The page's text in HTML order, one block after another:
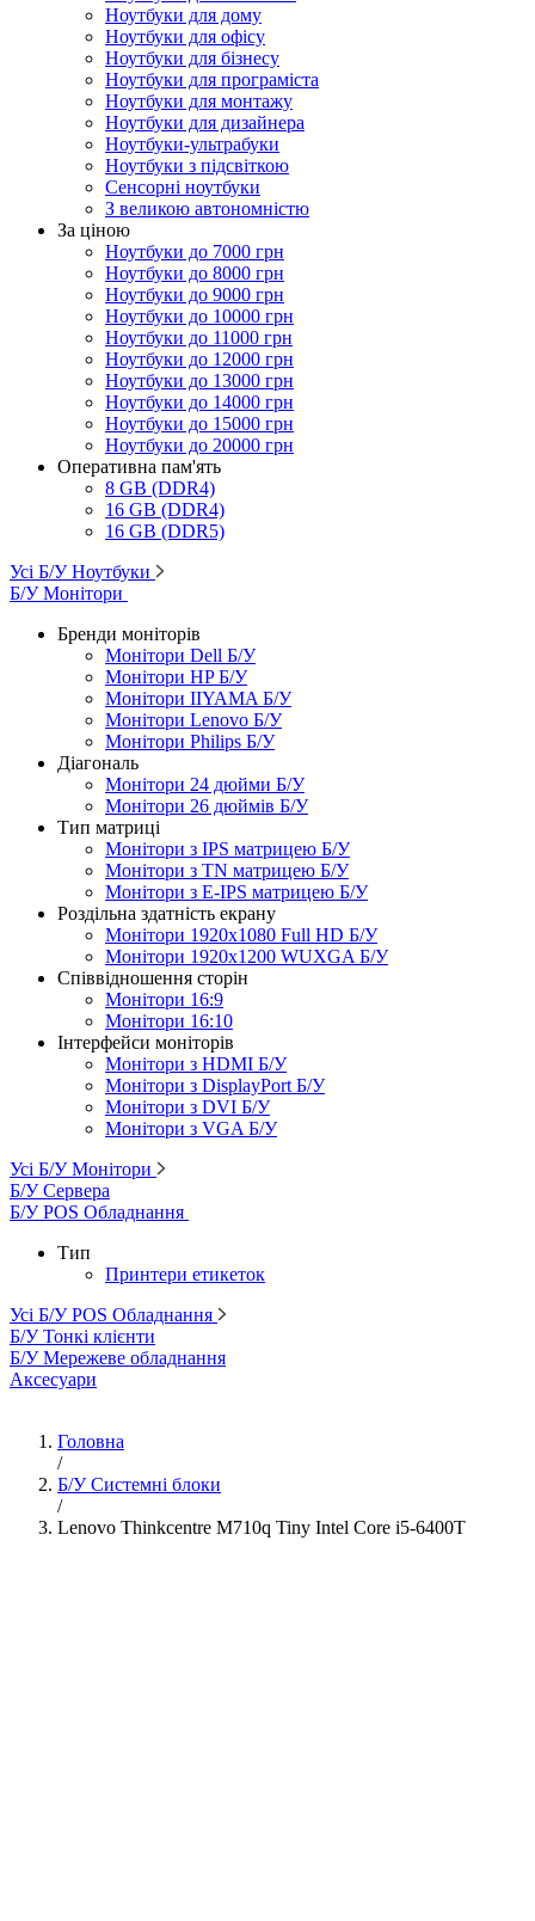
Ноутбуки для дому
Ноутбуки для офісу
Ноутбуки для бізнесу
Ноутбуки для програміста
Ноутбуки для монтажу
Ноутбуки для дизайнера
Ноутбуки-ультрабуки
Ноутбуки з підсвіткою
Сенсорні ноутбуки
З великою автономністю
За ціною
Ноутбуки до 7000 грн
Ноутбуки до 8000 грн
Ноутбуки до 9000 грн
Ноутбуки до 10000 грн
Ноутбуки до 11000 грн
Ноутбуки до 12000 грн
Ноутбуки до 13000 грн
Ноутбуки до 14000 грн
Ноутбуки до 15000 грн
Ноутбуки до 20000 грн
Оперативна пам'ять
8 GB (DDR4)
16 GB (DDR4)
16 GB (DDR5)
Усі Б/У Ноутбуки
Б/У Монітори
Бренди моніторів
Монітори Dell Б/У
Монітори HP Б/У
Монітори IIYAMA Б/У
Монітори Lenovo Б/У
Монітори Philips Б/У
Діагональ
Монітори 24 дюйми Б/У
Монітори 26 дюймів Б/У
Тип матриці
Монітори з IPS матрицею Б/У
Монітори з TN матрицею Б/У
Монітори з E-IPS матрицею Б/У
Роздільна здатність екрану
Монітори 1920x1080 Full HD Б/У
Монітори 1920x1200 WUXGA Б/У
Співвідношення сторін
Монітори 16:9
Монітори 16:10
Інтерфейси моніторів
Монітори з HDMI Б/У
Монітори з DisplayPort Б/У
Монітори з DVI Б/У
Монітори з VGA Б/У
Усі Б/У Монітори
Б/У Сервера
Б/У POS Обладнання
Тип
Принтери етикеток
Усі Б/У POS Обладнання
Б/У Тонкі клієнти
Б/У Мережеве обладнання
Аксесуари
Головна
/
Б/У Системні блоки
/
Lenovo Thinkcentre M710q Tiny Intel Core i5-6400T